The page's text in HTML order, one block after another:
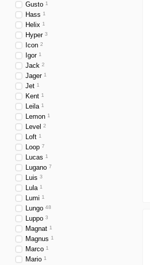
Gusto 1
Hass 1
Helix 1
Hyper 3
Icon 2
Igor 1
Jack 2
Jager 1
Jet 1
Kent 1
Leila 1
Lemon 1
Level 2
Loft 1
Loop 7
Lucas 1
Lugano 7
Luis 3
Lula 1
Lumi 1
Lungo 48
Luppo 3
Magnat 1
Magnus 1
Marco 1
Mario 1